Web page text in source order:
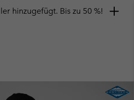
hinzugefügt. Bis zu 50 %!